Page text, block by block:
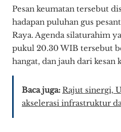
​Pesan keumatan tersebut
hadapan puluhan gus
Raya. Agenda silaturahim
pukul 20.30 WIB tersebut
hangat, dan jauh dari kesan
Baca juga: Rajut sinergi,
akselerasi infrastruktur